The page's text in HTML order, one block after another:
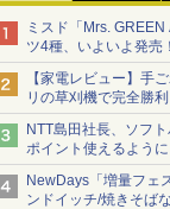
ミスド「Mrs.
ツ4種、いよいよ発売！
【家電レビュー】手
リの草刈機で完全勝
NTT島田社長、ソフ
ポイント使えるように
NewDays「増量フェ
ンドイッチ/焼きそば